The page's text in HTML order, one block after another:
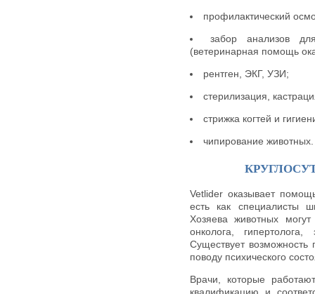
профилактический
забор анализов
(ветеринарная помощь
рентген, ЭКГ, УЗИ;
стерилизация,
стрижка когтей и
чипирование животных.
Vetlider оказывает
есть как специалисты
Хозяева животных могут
онколога,
Существует возможность
поводу психического
Врачи, которые
квалификацию и